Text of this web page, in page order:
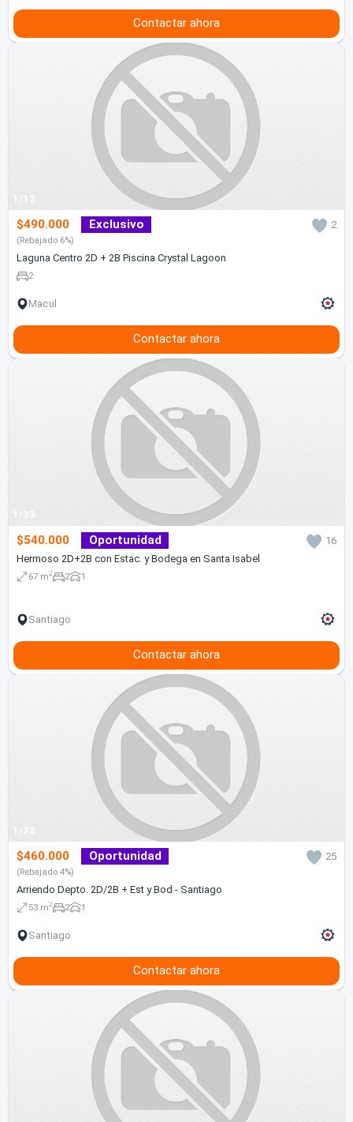
Contactar ahora
1/12
$490.000 Exclusivo 2
(Rebajado 6%)
Laguna Centro 2D + 2B Piscina Crystal Lagoon
2
Macul
Contactar ahora
1/33
$540.000 Oportunidad
16
Hermoso 2D+2B con Estac. y Bodega en Santa Isabel
67 m2 2 1
Santiago
Contactar ahora
1/22
$460.000 Oportunidad 25
(Rebajado 4%)
Arriendo Depto. 2D/2B + Est y Bod - Santiago
53 m2 2 1
Santiago
Contactar ahora